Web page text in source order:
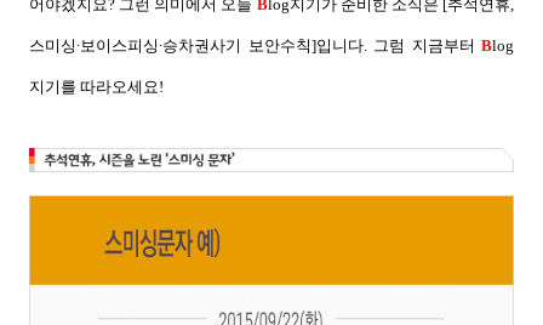
어야겠지요? 그런 의미에서 오늘 Blog지기가 준비한 소식은 [추석연휴,
스미싱 ∙보이스피싱∙승차권사기 보안수칙]입니다. 그럼 지금부터 Blog
지기를 따라오세요!